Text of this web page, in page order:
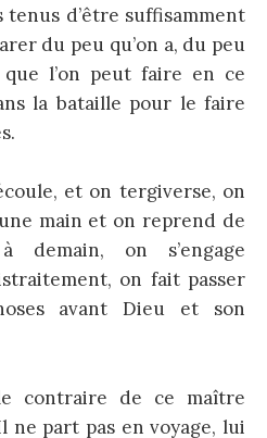
tenus d’être suffisamment
du peu qu’on a, du peu
l’on peut faire en ce
la bataille pour le faire
et on tergiverse, on
main et on reprend de
demain, on s’engage
on fait passer
avant Dieu et son
contraire de ce maître
ne part pas en voyage, lui